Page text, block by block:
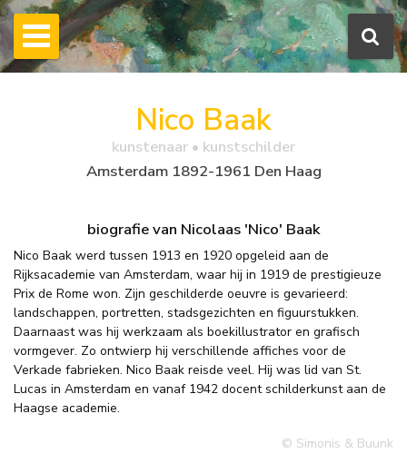
Nico Baak
kunstenaar • kunstschilder
Amsterdam 1892-1961 Den Haag
biografie van Nicolaas 'Nico' Baak
Nico Baak werd tussen 1913 en 1920 opgeleid aan de
Rijksacademie van Amsterdam, waar hij in 1919 de prestigieuze
Prix de Rome won. Zijn geschilderde oeuvre is gevarieerd:
landschappen, portretten, stadsgezichten en figuurstukken.
Daarnaast was hij werkzaam als boekillustrator en grafisch
vormgever. Zo ontwierp hij verschillende affiches voor de
Verkade fabrieken. Nico Baak reisde veel. Hij was lid van St.
Lucas in Amsterdam en vanaf 1942 docent schilderkunst aan de
Haagse academie.
© Simonis & Buunk